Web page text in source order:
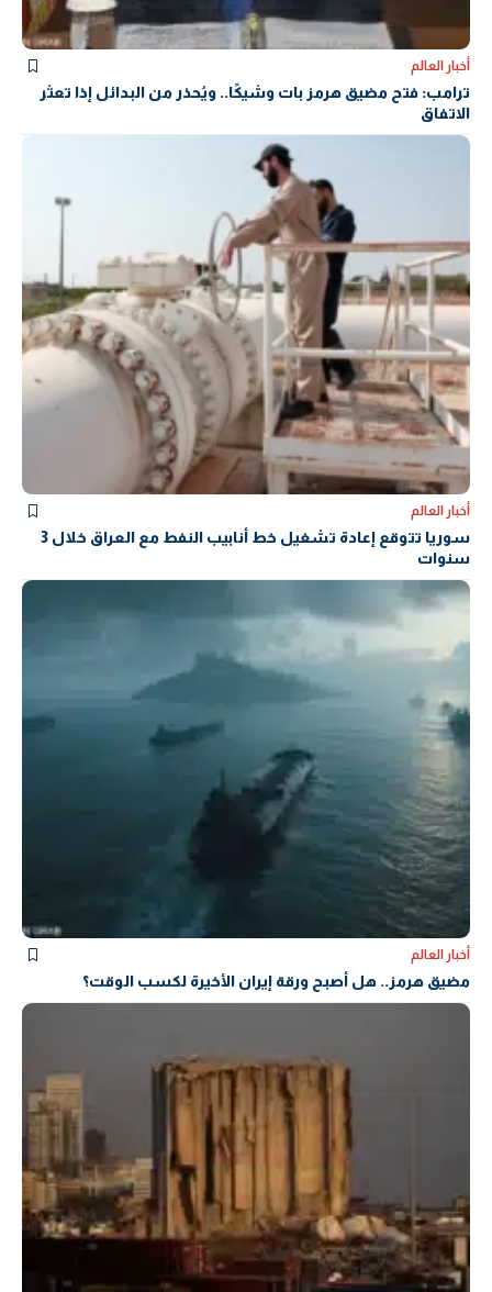
أخبار العالم
ترامب: فتح مضيق هرمز بات وشيكًا.. ويُحذر من البدائل إذا تعثر
الاتفاق
أخبار العالم
سوريا تتوقع إعادة تشغيل خط أنابيب النفط مع العراق خلال 3
سنوات
أخبار العالم
مضيق هرمز.. هل أصبح ورقة إيران الأخيرة لكسب الوقت؟